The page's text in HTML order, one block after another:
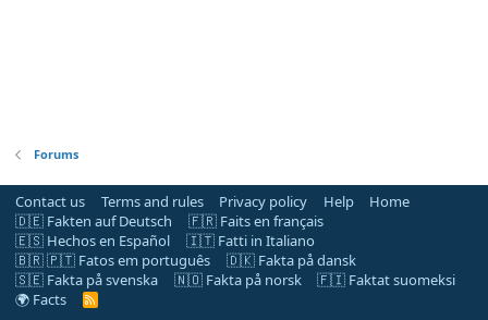
Forums
Contact us Terms and rules Privacy policy Help
Home
🇩🇪 Fakten auf Deutsch
🇫🇷 Faits en français
🇪🇸 Hechos en Español
🇮🇹 Fatti in Italiano
🇧🇷 🇵🇹 Fatos em português
🇩🇰 Fakta på dansk
🇸🇪 Fakta på svenska
🇳🇴 Fakta på norsk
🇫🇮 Faktat suomeksi
🌍 Facts
R